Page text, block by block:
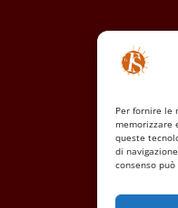
Per fornire le
memorizzare
queste
di
consenso